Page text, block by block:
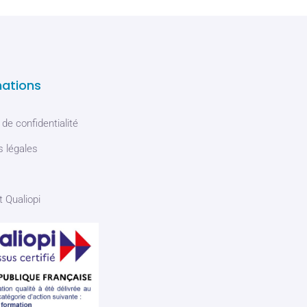
de confidentialité
légales
Qualiopi